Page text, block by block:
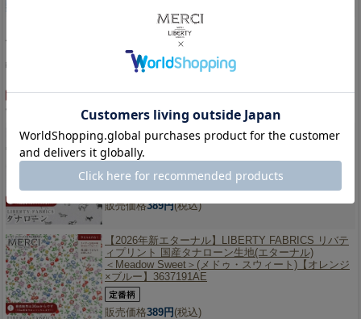
【2026年新エターナル】
ィプリント 国産タナローン生地(エターナル)
＜Man's Best Friend＞(マンズ・ベスト・フレンド)
【ホワイト地×ブラック犬】1611110YE
【2026年新エターナル】LIBERTY FABRICS リバテ
ィプリント 国産タナローン生地(エターナル)
＜Man's Best Friend＞(マンズ・ベスト・フレンド)
【グレー】1611110ZE
販売価格389円(税込)
【2026年新エターナル】 LIBERTY FABRICS リバテ
ィプリント 国産タナローン生地(エターナル)
＜Meadow Sweet＞(メドゥ・スウィート)【オレンジ
×ブルー】3637191AE
販売価格389円(税込)